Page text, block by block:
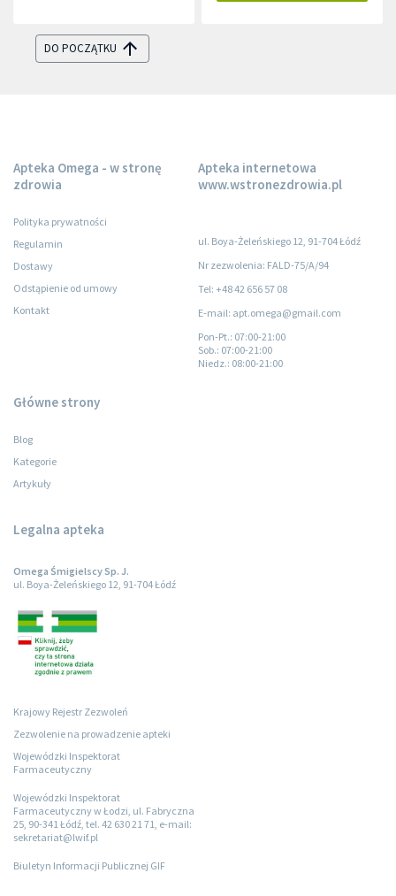
DO POCZĄTKU
Apteka Omega - w stronę
zdrowia
Polityka prywatności
Regulamin
Dostawy
Odstąpienie od umowy
Kontakt
Apteka internetowa
www.wstronezdrowia.pl
ul. Boya-Żeleńskiego 12, 91-704 Łódź
Nr zezwolenia: FALD-75/A/94
Tel: +48 42 656 57 08
E-mail: apt.omega@gmail.com
Pon-Pt.: 07:00-21:00
Sob.: 07:00-21:00
Niedz.: 08:00-21:00
Główne strony
Blog
Kategorie
Artykuły
Legalna apteka
Omega Śmigielscy Sp. J.
ul. Boya-Żeleńskiego 12, 91-704 Łódź
Krajowy Rejestr Zezwoleń
Zezwolenie na prowadzenie apteki
Wojewódzki Inspektorat
Farmaceutyczny
Wojewódzki Inspektorat
Farmaceutyczny w Łodzi, ul. Fabryczna
25, 90-341 Łódź, tel. 42 630 21 71, e-mail:
sekretariat@lwif.pl
Biuletyn Informacji Publicznej GIF